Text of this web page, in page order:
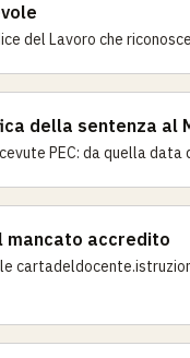
del Lavoro che
della sentenza al
PEC: da quella
accredito